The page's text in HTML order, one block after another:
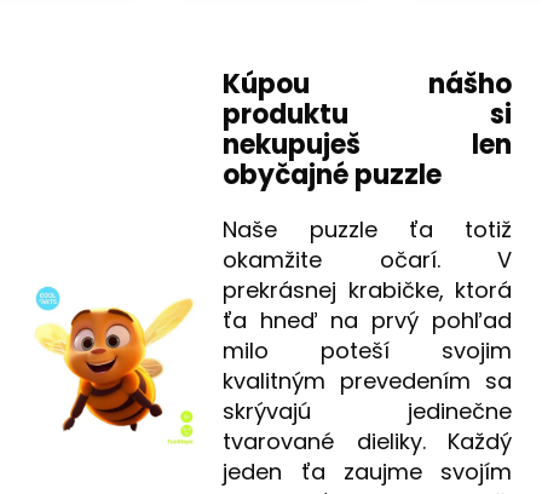
Kúpou nášho
produktu si
nekupuješ len
obyčajné puzzle
Naše puzzle ťa totiž
okamžite očarí. V
prekrásnej krabičke, ktorá
ťa hneď na prvý pohľad
milo poteší svojim
kvalitným prevedením sa
skrývajú jedinečne
tvarované dieliky. Každý
jeden ťa zaujme svojím